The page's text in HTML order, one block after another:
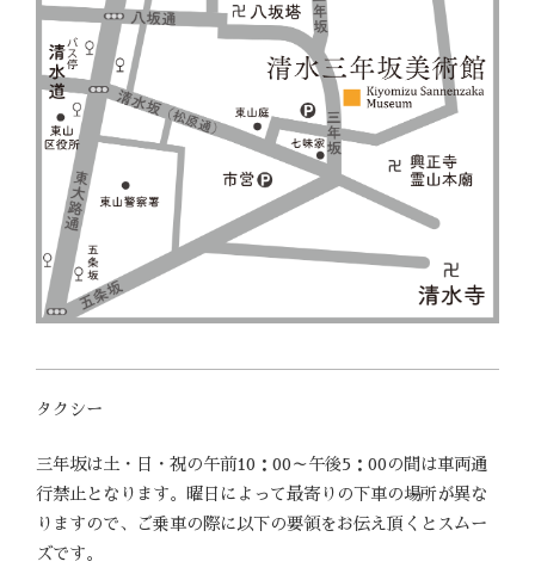
タクシー
三年坂は土・日・祝の午前10：00～午後5：00の間は車両通
行禁止となります。曜日によって最寄りの下車の場所が異な
りますので、ご乗車の際に以下の要領をお伝え頂くとスムー
ズです。